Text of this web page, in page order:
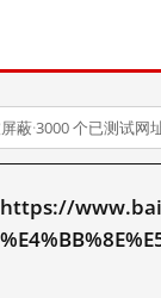
蔽·3000 个已测试网
https://